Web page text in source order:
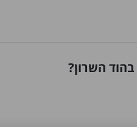
השרון?